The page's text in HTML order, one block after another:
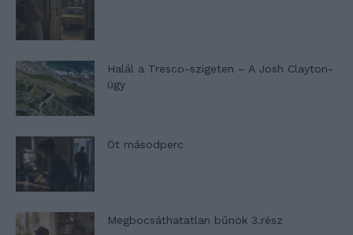
Halál a Tresco-szigeten – A Josh Clayton-
ügy
Öt másodperc
Megbocsáthatatlan bűnök 3.rész